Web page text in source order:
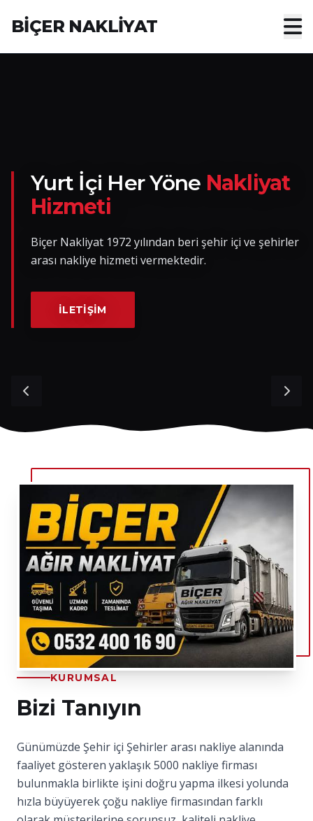
BİÇER NAKLİYAT
Nakliye Yük İlanları
Blog
İletişim
Yurt İçi Her Yöne Nakliyat
Hizmeti
Biçer Nakliyat 1972 yılından beri şehir içi ve şehirler
arası nakliye hizmeti vermektedir.
İLETIŞIM
KURUMSAL
Bizi Tanıyın
Günümüzde Şehir içi Şehirler arası nakliye alanında
faaliyet gösteren yaklaşık 5000 nakliye firması
bulunmakla birlikte işini doğru yapma ilkesi yolunda
hızla büyüyerek çoğu nakliye firmasından farklı